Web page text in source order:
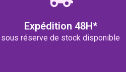
Expédition 48H*
sous réserve de stock disponible